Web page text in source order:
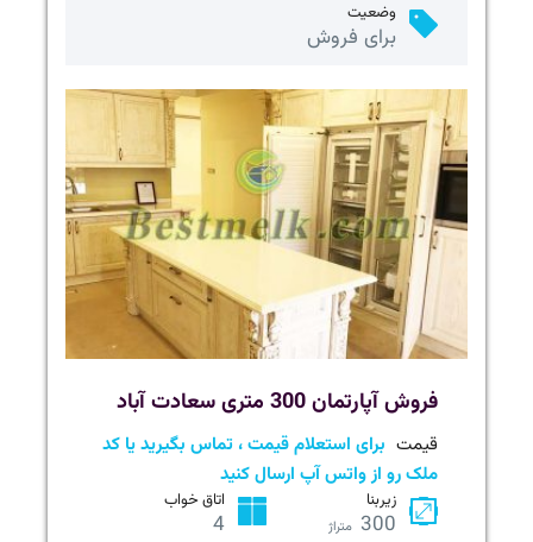
وضعیت
برای فروش
فروش آپارتمان 300 متری سعادت آباد
قیمت برای استعلام قیمت ، تماس بگیرید یا کد
ملک رو از واتس آپ ارسال کنید
زیربنا
300 متراژ
اتاق خواب
4